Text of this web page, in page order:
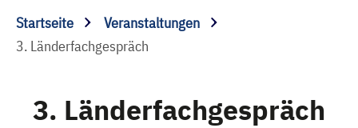
Startseite
Veranstaltungen
3. Länderfachgespräch
3. Länderfachgespräch